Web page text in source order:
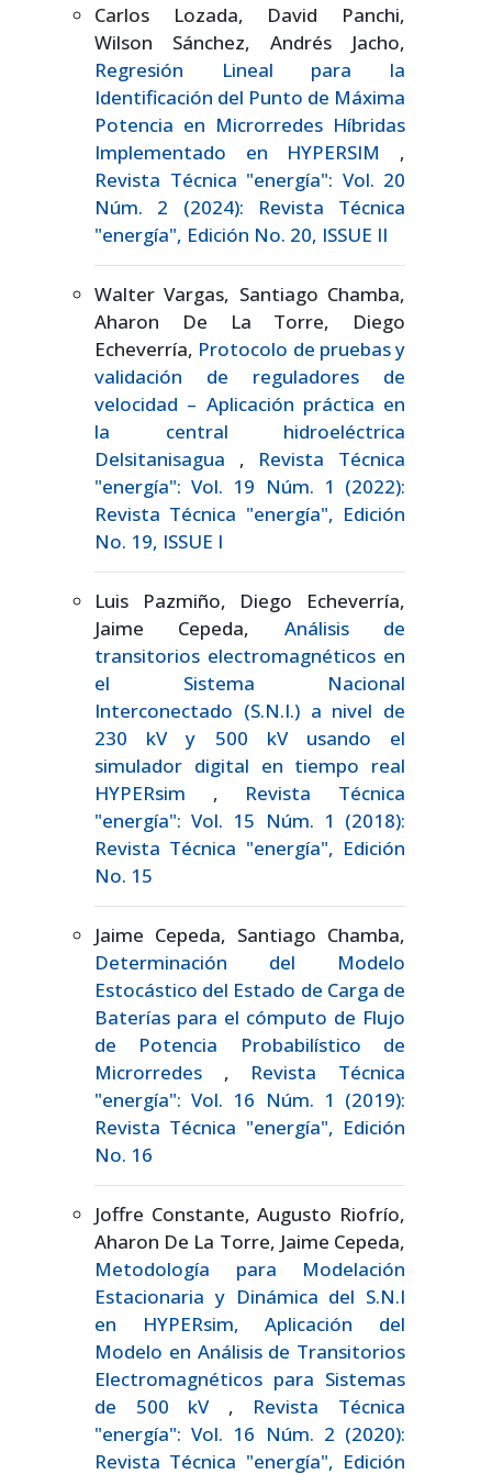
Carlos Lozada, David Panchi,
Wilson Sánchez, Andrés Jacho,
Regresión Lineal para la
Identificación del Punto de Máxima
Potencia en Microrredes Híbridas
Implementado en HYPERSIM ,
Revista Técnica "energía": Vol. 20
Núm. 2 (2024): Revista Técnica
"energía", Edición No. 20, ISSUE II
Walter Vargas, Santiago Chamba,
Aharon De La Torre, Diego
Echeverría, Protocolo de pruebas y
validación de reguladores de
velocidad – Aplicación práctica en
la central hidroeléctrica
Delsitanisagua , Revista Técnica
"energía": Vol. 19 Núm. 1 (2022):
Revista Técnica "energía", Edición
No. 19, ISSUE I
Luis Pazmiño, Diego Echeverría,
Jaime Cepeda, Análisis de
transitorios electromagnéticos en
el Sistema Nacional
Interconectado (S.N.I.) a nivel de
230 kV y 500 kV usando el
simulador digital en tiempo real
HYPERsim , Revista Técnica
"energía": Vol. 15 Núm. 1 (2018):
Revista Técnica "energía", Edición
No. 15
Jaime Cepeda, Santiago Chamba,
Determinación del Modelo
Estocástico del Estado de Carga de
Baterías para el cómputo de Flujo
de Potencia Probabilístico de
Microrredes , Revista Técnica
"energía": Vol. 16 Núm. 1 (2019):
Revista Técnica "energía", Edición
No. 16
Joffre Constante, Augusto Riofrío,
Aharon De La Torre, Jaime Cepeda,
Metodología para Modelación
Estacionaria y Dinámica del S.N.I
en HYPERsim, Aplicación del
Modelo en Análisis de Transitorios
Electromagnéticos para Sistemas
de 500 kV , Revista Técnica
"energía": Vol. 16 Núm. 2 (2020):
Revista Técnica "energía", Edición